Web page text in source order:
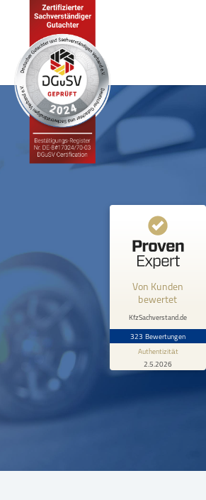
Von Kunden
bewertet
KfzSachverstand.de
323 Bewertungen
Authentizität
2.5.2026